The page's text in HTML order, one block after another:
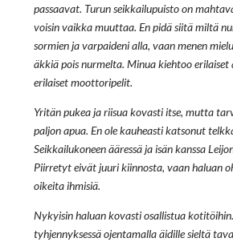
passaavat. Turun seikkailupuisto on
voisin vaikka muuttaa. En pidä siitä miltä
sormien ja varpaideni alla, vaan menen
äkkiä pois nurmelta. Minua kiehtoo erilaiset
erilaiset moottoripelit.
Yritän pukea ja riisua kovasti itse, mutta
paljon apua. En ole kauheasti katsonut
Seikkailukoneen ääressä ja isän kanssa
Piirretyt eivät juuri kiinnosta, vaan haluan
oikeita ihmisiä.
Nykyisin haluan kovasti osallistua
tyhjennyksessä ojentamalla äidille sieltä